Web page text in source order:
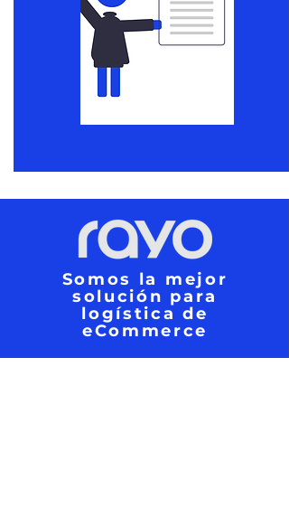
Somos la mejor
solución para
logística de
eCommerce